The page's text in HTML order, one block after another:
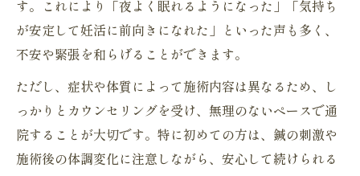
す。これにより「夜よく眠れるようになった」「気持ち
が安定して妊活に前向きになれた」といった声も多く、
不安や緊張を和らげることができます。
ただし、症状や体質によって施術内容は異なるため、し
っかりとカウンセリングを受け、無理のないペースで通
院することが大切です。特に初めての方は、鍼の刺激や
施術後の体調変化に注意しながら、安心して続けられる